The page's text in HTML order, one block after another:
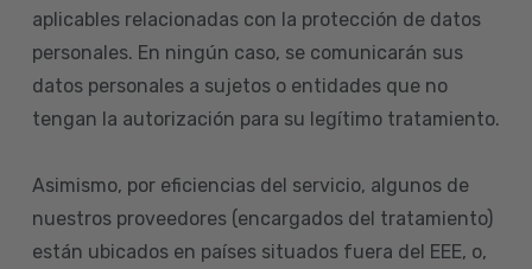
aplicables relacionadas con la protección de datos
personales. En ningún caso, se comunicarán sus
datos personales a sujetos o entidades que no
tengan la autorización para su legítimo tratamiento.
Asimismo, por eficiencias del servicio, algunos de
nuestros proveedores (encargados del tratamiento)
están ubicados en países situados fuera del EEE, o,